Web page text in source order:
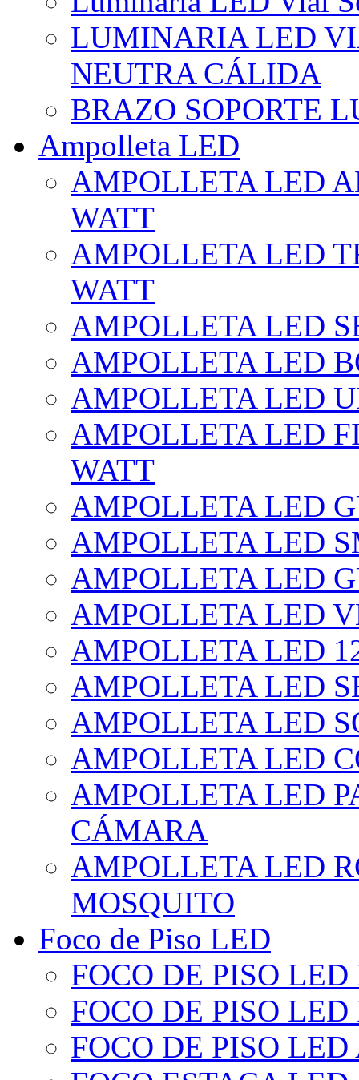
LUMINARIA LED
NEUTRA CÁLIDA
BRAZO SOPORTE
Ampolleta LED
AMPOLLETA LED
WATT
AMPOLLETA LED
WATT
AMPOLLETA LED
AMPOLLETA LED
AMPOLLETA LED
AMPOLLETA LED
WATT
AMPOLLETA LED
AMPOLLETA LED
AMPOLLETA LED
AMPOLLETA LED
AMPOLLETA LED
AMPOLLETA LED
AMPOLLETA LED
AMPOLLETA LED
AMPOLLETA LED
CÁMARA
AMPOLLETA LED
MOSQUITO
Foco de Piso LED
FOCO DE PISO
FOCO DE PISO
FOCO DE PISO